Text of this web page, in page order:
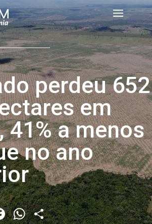
perdeu 652
em
41% a menos
no ano
Facebook
WhatsApp
Share